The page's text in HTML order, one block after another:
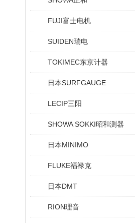
FUJI富士电机
SUIDEN瑞电
TOKIMEC东京计器
日本SURFGAUGE
LECIP三阳
SHOWA SOKKI昭和测器
日本MINIMO
FLUKE福禄克
日本DMT
RION理音